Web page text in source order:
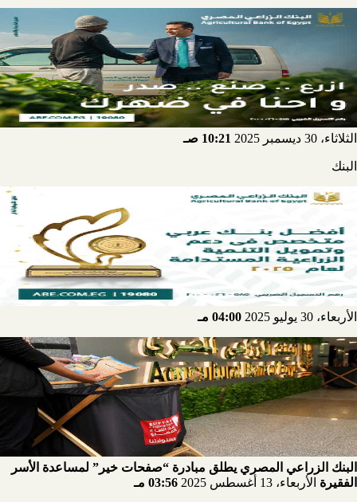
الثلاثاء، 30 ديسمبر 2025 10:21 صـ
البنك
الأربعاء، 30 يوليو 2025 04:00 مـ
البنك الزراعي المصري يطلق مبادرة “صفحات خير” لمساعدة الأسر
الفقيرة الأربعاء، 13 أغسطس 2025 03:56 مـ